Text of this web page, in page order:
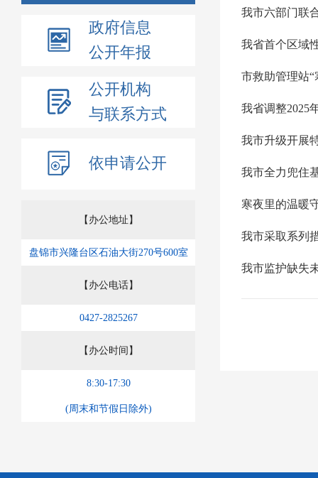
政府信息
公开年报
公开机构
与联系方式
依申请公开
【办公地址】
盘锦市兴隆台区石油大街270号600室
【办公电话】
0427-2825267
【办公时间】
8:30-17:30
(周末和节假日除外)
我市六部门联
我省首个区域
市救助管理站
我省调整2025
我市升级开展
我市全力兜住
寒夜里的温暖
我市采取系列
我市监护缺失